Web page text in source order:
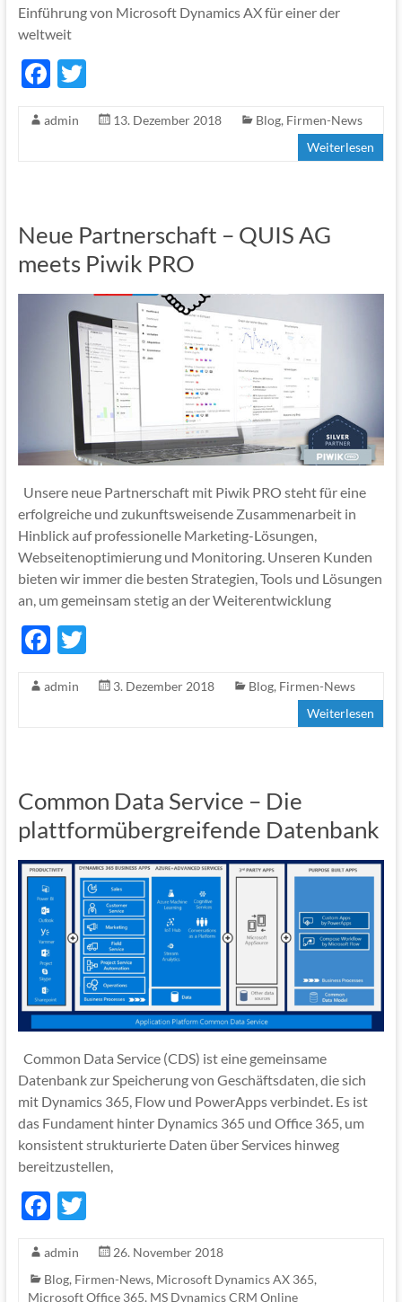
Einführung von Microsoft Dynamics AX für einer der
weltweit
F
e
k
T
itt
admin 13. Dezember 2018 Blog, Firmen-News
Weiterlesen
Neue Partnerschaft – QUIS AG
meets Piwik PRO
Unsere neue Partnerschaft mit Piwik PRO steht für eine
erfolgreiche und zukunftsweisende Zusammenarbeit in
Hinblick auf professionelle Marketing-Lösungen,
Webseitenoptimierung und Monitoring. Unseren Kunden
bieten wir immer die besten Strategien, Tools und Lösungen
an, um gemeinsam stetig an der Weiterentwicklung
F
e
k
T
itt
admin 3. Dezember 2018 Blog, Firmen-News
Weiterlesen
Common Data Service – Die
plattformübergreifende Datenbank
Common Data Service (CDS) ist eine gemeinsame
Datenbank zur Speicherung von Geschäftsdaten, die sich
mit Dynamics 365, Flow und PowerApps verbindet. Es ist
das Fundament hinter Dynamics 365 und Office 365, um
konsistent strukturierte Daten über Services hinweg
bereitzustellen,
F
e
b
T
itt
er
admin
26. November 2018
Blog, Firmen-News, Microsoft Dynamics AX 365,
Microsoft Office 365, MS Dynamics CRM Online